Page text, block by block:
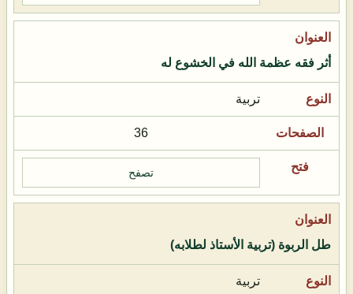
أثر فقه عظمة الله في الخشوع له
تربية
36
تصفح
طل الربوة (تربية الأستاذ لطلابه)
تربية